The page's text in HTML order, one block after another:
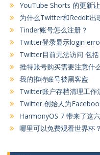
YouTube Shorts 的更新
为什么Twitter和Reddit出
Tinder账号怎么注册？
Twitter登录显示login
Twitter目前无法访问 包
推特账号购买需要注意什
我的推特账号被黑客盗
Twitter账户存档清理工作
Twitter 创始人为
HarmonyOS 7 带来了这
哪里可以免费观看世界杯